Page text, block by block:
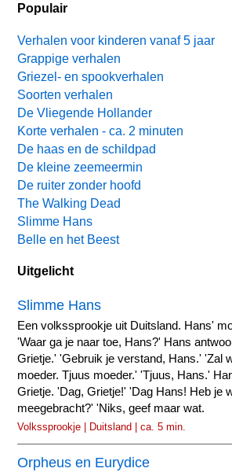
Populair
Verhalen voor kinderen vanaf 5 jaar
Grappige verhalen
Griezel- en spookverhalen
Soorten verhalen
De Vliegende Hollander
Korte verhalen - ca. 2 minuten
De haas en de schildpad
De kleine zeemeermin
De ruiter zonder hoofd
The Walking Dead
Slimme Hans
Belle en het Beest
Uitgelicht
Slimme Hans
Een volkssprookje uit Duitsland. Hans'
'Waar ga je naar toe, Hans?' Hans
Grietje.' 'Gebruik je verstand, Hans.' 'Zal
moeder. Tjuus moeder.' 'Tjuus, Hans.'
Grietje. 'Dag, Grietje!' 'Dag Hans! Heb je
meegebracht?' 'Niks, geef maar wat.
Volkssprookje | Duitsland | ca. 5 min.
Orpheus en Eurydice